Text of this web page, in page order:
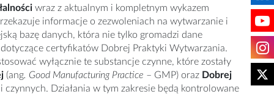
wraz z aktualnym i kompletnym wykazem
informacje o zezwoleniach na wytwarzanie i
bazę danych, która nie tylko gromadzi dane
certyfikatów Dobrej Praktyki Wytwarzania.
wyłącznie te substancje czynne, które zostały
(ang. Good Manufacturing Practice – GMP) oraz Dobrej
czynnych. Działania w tym zakresie będą kontrolowane